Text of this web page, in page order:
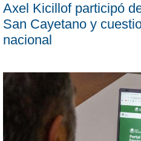
Axel Kicillof participó
San Cayetano y
nacional